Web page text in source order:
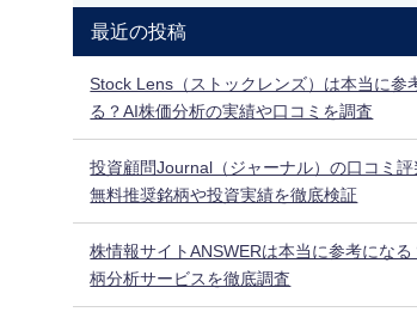
最近の投稿
Stock Lens（ストックレンズ）は本当に参
る？AI株価分析の実績や口コミを調査
投資顧問Journal（ジャーナル）の口コミ評
無料推奨銘柄や投資実績を徹底検証
株情報サイトANSWERは本当に参考になる
柄分析サービスを徹底調査